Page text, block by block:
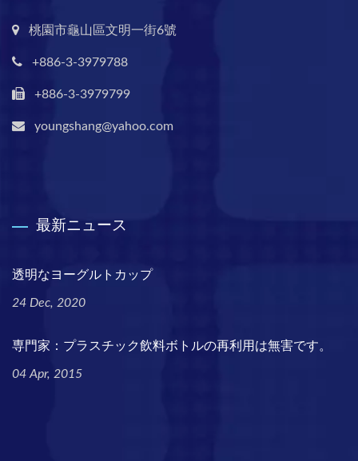
桃園市龜山區文明一街6號
+886-3-3979788
+886-3-3979799
youngshang@yahoo.com
最新ニュース
透明なヨーグルトカップ
24 Dec, 2020
専門家：プラスチック飲料ボトルの再利用は無害です。
04 Apr, 2015